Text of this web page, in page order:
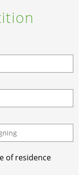
of residence